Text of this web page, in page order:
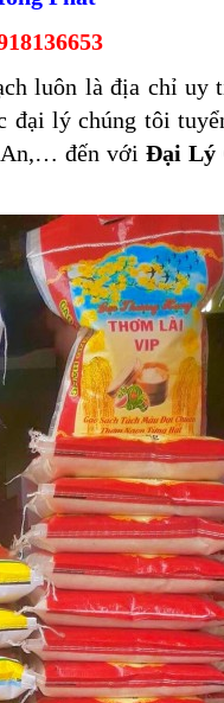
luôn là địa chỉ uy
đại lý chúng tôi
An,… đến vớiĐại Lý